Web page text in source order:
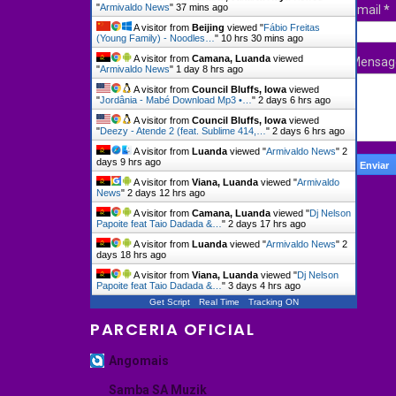
"Armivaldo News" 37 mins ago
A visitor from Beijing viewed "Fábio Freitas
(Young Family) - Noodles… " 10 hrs 30 mins ago
A visitor from Camana, Luanda viewed
"Armivaldo News" 1 day 8 hrs ago
A visitor from Council Bluffs, Iowa viewed
"Jordânia - Mabé Download Mp3 •… " 2 days 6 hrs ago
A visitor from Council Bluffs, Iowa viewed
"Deezy - Atende 2 (feat. Sublime 414,… " 2 days 6 hrs ago
A visitor from Luanda viewed "Armivaldo News" 2
days 9 hrs ago
A visitor from Viana, Luanda viewed "Armivaldo
News" 2 days 12 hrs ago
A visitor from Camana, Luanda viewed "Dj Nelson
Papoite feat Taio Dadada &… " 2 days 17 hrs ago
A visitor from Luanda viewed "Armivaldo News" 2
days 18 hrs ago
A visitor from Viana, Luanda viewed "Dj Nelson
Papoite feat Taio Dadada &… " 3 days 4 hrs ago
Get Script Real Time Tracking ON
PARCERIA OFICIAL
Angomais
Samba SA Muzik
Email *